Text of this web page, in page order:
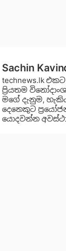
Sachin
technews.lk
ප්‍රියතම
මගේ දැනුම,
දෙනෙකුට
යොදවන්න